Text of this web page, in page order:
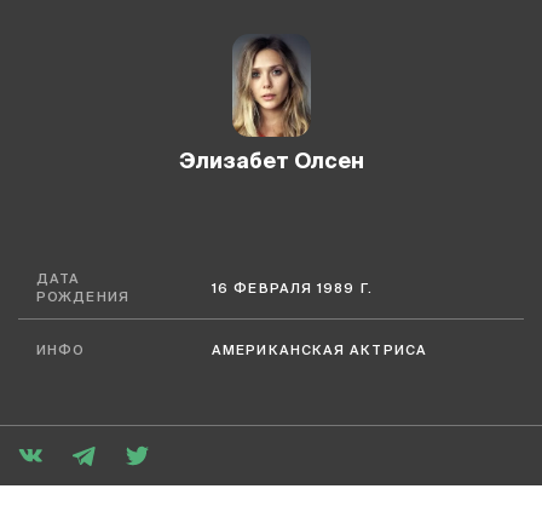
Элизабет Олсен
ДАТА
РОЖДЕНИЯ
16 ФЕВРАЛЯ 1989 Г.
ИНФО АМЕРИКАНСКАЯ АКТРИСА